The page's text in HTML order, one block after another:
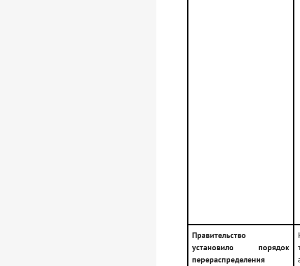
Правительство
установило порядок
перераспределения